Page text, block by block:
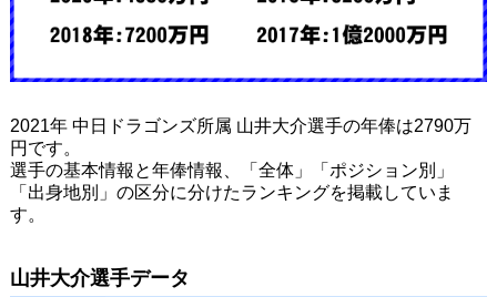
2021年 中日ドラゴンズ所属 山井大介選手の年俸は2790万
円です。
選手の基本情報と年俸情報、「全体」「ポジション別」
「出身地別」の区分に分けたランキングを掲載していま
す。
山井大介選手データ